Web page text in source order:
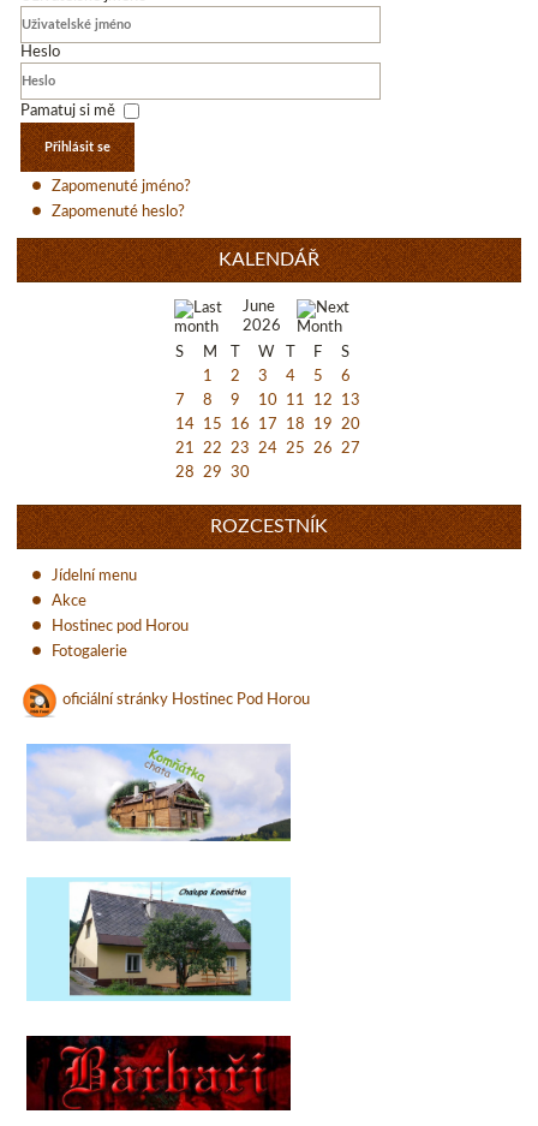
Heslo
Pamatuj si mě
Přihlásit se
Zapomenuté jméno?
Zapomenuté heslo?
KALENDÁŘ
June
2026
S
M W F
S
1
2 3 4 5
6
7
8 9 10 11 12
13
14
15 16 17 18 19
20
21
22 23 24 25 26
27
28
29 30
ROZCESTNÍK
Jídelní menu
Akce
Hostinec pod Horou
Fotogalerie
oficiální stránky Hostinec Pod Horou